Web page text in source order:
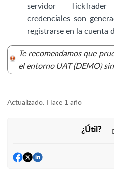
servidor
credenciales son
registrarse en la cuenta
Te recomendamos que
el entorno UAT (DEMO)
Actualizado: Hace 1 año
¿Útil?